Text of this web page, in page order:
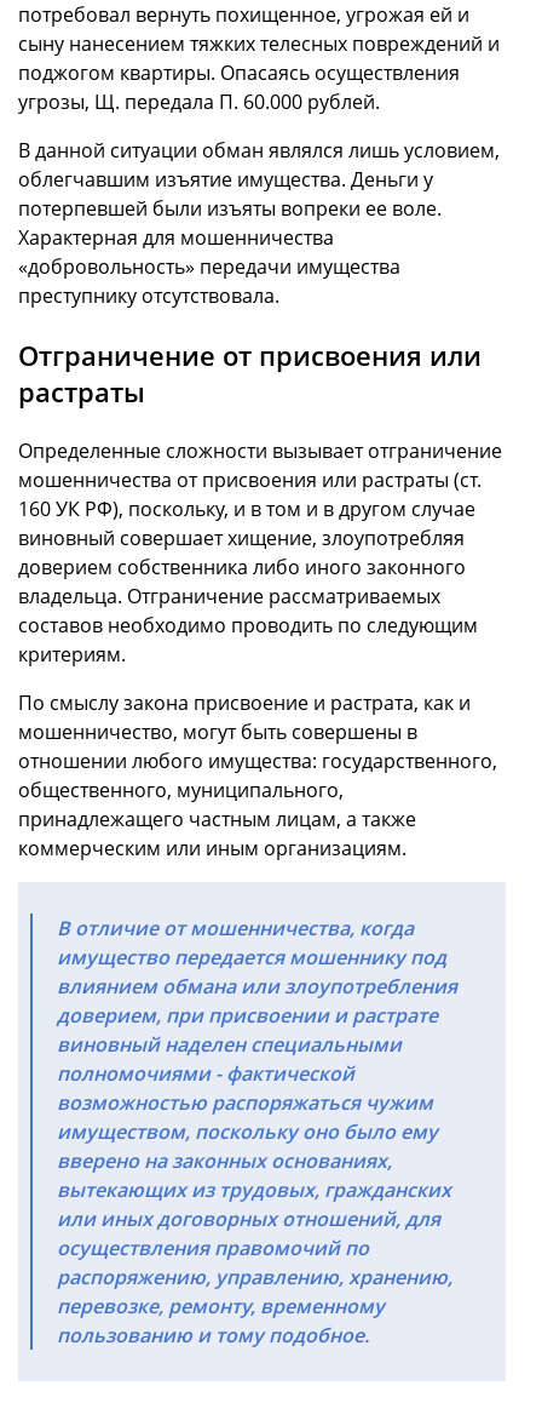
потребовал вернуть похищенное, угрожая ей и
сыну нанесением тяжких телесных повреждений и
поджогом квартиры. Опасаясь осуществления
угрозы, Щ. передала П. 60.000 рублей.
В данной ситуации обман являлся лишь условием,
облегчавшим изъятие имущества. Деньги у
потерпевшей были изъяты вопреки ее воле.
Характерная для мошенничества
«добровольность» передачи имущества
преступнику отсутствовала.
Отграничение от присвоения или
растраты
Определенные сложности вызывает отграничение
мошенничества от присвоения или растраты (ст.
160 УК РФ), поскольку, и в том и в другом случае
виновный совершает хищение, злоупотребляя
доверием собственника либо иного законного
владельца. Отграничение рассматриваемых
составов необходимо проводить по следующим
критериям.
По смыслу закона присвоение и растрата, как и
мошенничество, могут быть совершены в
отношении любого имущества: государственного,
общественного, муниципального,
принадлежащего частным лицам, а также
коммерческим или иным организациям.
В отличие от мошенничества, когда
имущество передается мошеннику под
влиянием обмана или злоупотребления
доверием, при присвоении и растрате
виновный наделен специальными
полномочиями - фактической
возможностью распоряжаться чужим
имуществом, поскольку оно было ему
вверено на законных основаниях,
вытекающих из трудовых, гражданских
или иных договорных отношений, для
осуществления правомочий по
распоряжению, управлению, хранению,
перевозке, ремонту, временному
пользованию и тому подобное.